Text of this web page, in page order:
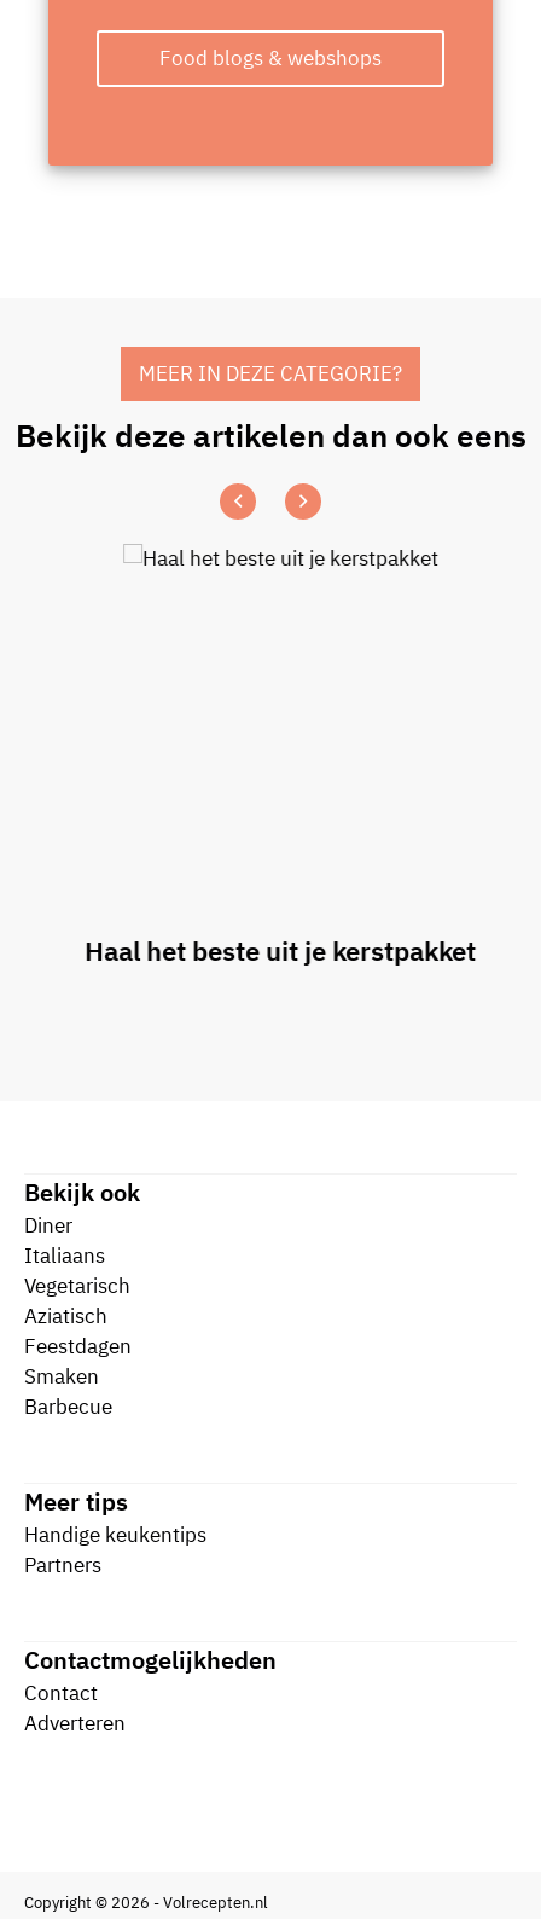
Food blogs & webshops
MEER IN DEZE CATEGORIE?
Bekijk deze artikelen dan ook eens
Haal het beste uit je kerstpakket
Bekijk ook
Diner
Italiaans
Vegetarisch
Aziatisch
Feestdagen
Smaken
Barbecue
Meer tips
Handige keukentips
Partners
Contactmogelijkheden
Contact
Adverteren
Copyright © 2026 - Volrecepten.nl